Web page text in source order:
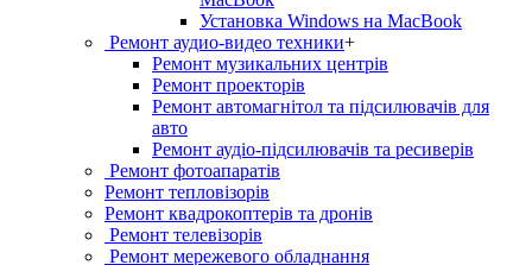
Установка Windows на MacBook
Ремонт аудио-видео техники+
Ремонт музикальних центрів
Ремонт проекторів
Ремонт автомагнітол та підсилювачів для
авто
Ремонт аудіо-підсилювачів та ресиверів
Ремонт фотоапаратів
Ремонт тепловізорів
Ремонт квадрокоптерів та дронів
Ремонт телевізорів
Ремонт мережевого обладнання